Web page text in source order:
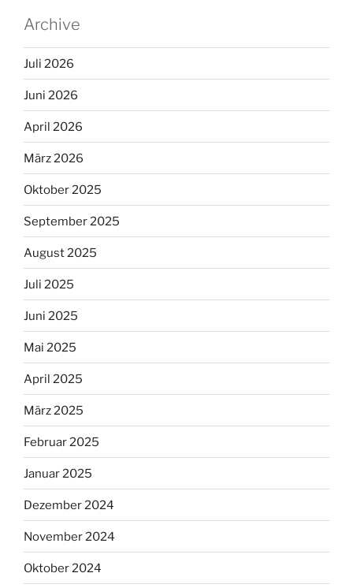
Archive
Juli 2026
Juni 2026
April 2026
März 2026
Oktober 2025
September 2025
August 2025
Juli 2025
Juni 2025
Mai 2025
April 2025
März 2025
Februar 2025
Januar 2025
Dezember 2024
November 2024
Oktober 2024